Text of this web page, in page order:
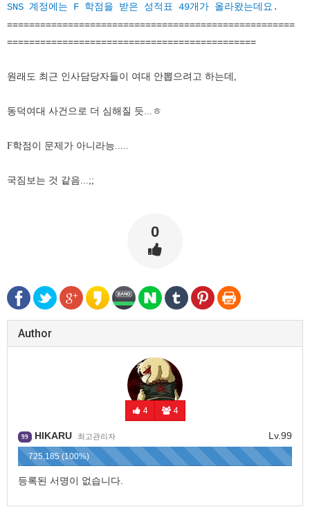
SNS 계정에는 F 학점을 받은 성적표 49개가 올라왔는데요.
====================================================
=============================================
원래도 최근 인사담당자들이 여대 안뽑으려고 하는데,
동덕여대 사건으로 더 심해질 듯...ㅎ
F학점이 문제가 아니라능.....
국짐보는 것 같음...;;
0
Author
4 4
Lv.99
99 HIKARU 최고관리자
725,185 (100%)
등록된 서명이 없습니다.